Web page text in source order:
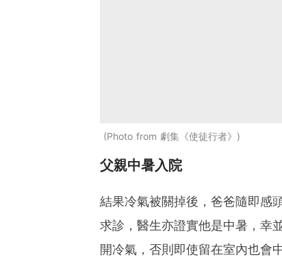
Photo from 劇集《使徒行者》
父親中暑入院
結果冷氣被關掉後，爸爸隨即感
求診，醫生亦證實他是中暑，幸
開冷氣，否則即使留在室內也會中